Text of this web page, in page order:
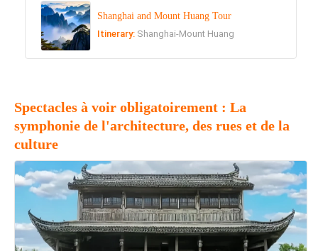
Shanghai and Mount Huang Tour
Itinerary: Shanghai-Mount Huang
Spectacles à voir obligatoirement : La
symphonie de l'architecture, des rues et de la
culture